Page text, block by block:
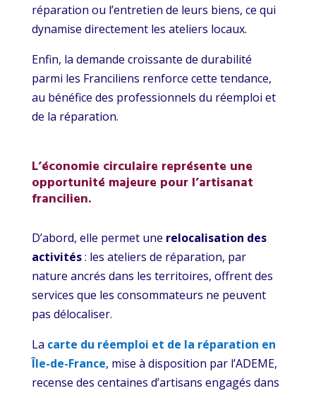
réparation ou l’entretien de leurs biens, ce qui
dynamise directement les ateliers locaux.
Enfin, la demande croissante de durabilité
parmi les Franciliens renforce cette tendance,
au bénéfice des professionnels du réemploi et
de la réparation.
L’économie circulaire représente une
opportunité majeure pour l’artisanat
francilien.
D’abord, elle permet une relocalisation des
activités: les ateliers de réparation, par
nature ancrés dans les territoires, offrent des
services que les consommateurs ne peuvent
pas délocaliser.
La carte du réemploi et de la réparation en
Île-de-France, mise à disposition par l’ADEME,
recense des centaines d’artisans engagés dans